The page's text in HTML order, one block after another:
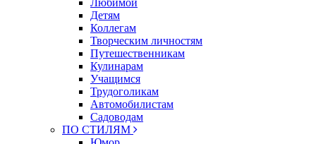
Любимой
Детям
Коллегам
Творческим личностям
Путешественникам
Кулинарам
Учащимся
Трудоголикам
Автомобилистам
Садоводам
ПО СТИЛЯМ